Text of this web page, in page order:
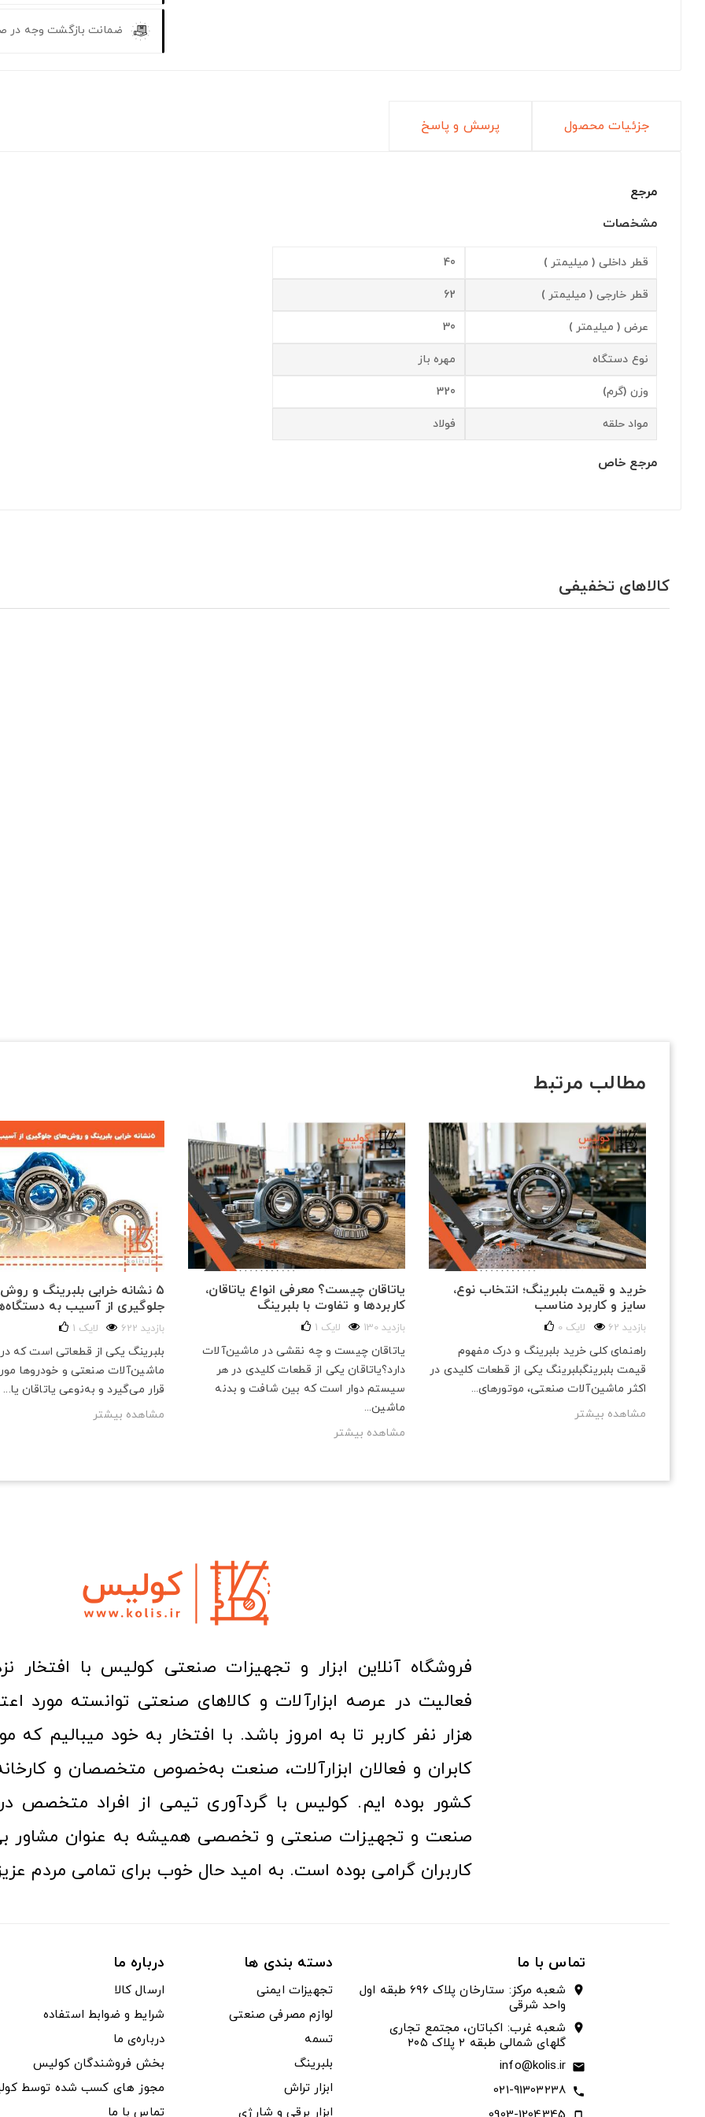
ضمانت بازگشت وجه در
جزئیات محصول پرسش و پاسخ
مرجع
مشخصات
قطر داخلی ( میلیمتر ) 40
قطر خارجی ( میلیمتر ) 62
عرض ( میلیمتر ) 30
نوع دستگاه مهره باز
وزن (گرم) 320
مواد حلقه فولاد
مرجع خاص
کالاهای تخفیفی
مطالب مرتبط
۵ نشانه خرابی بلبرینگ و
جلوگیری از آسیب به
622 بازدید 1 لایک
بلبرینگ یکی از قطعاتی است که
ماشین‌آلات صنعتی و خودروها
قرار می‌گیرد و به‌نوعی یاتاقان یا...
مشاهده بیشتر
یاتاقان چیست؟ معرفی انواع یاتاقان،
کاربردها و تفاوت با بلبرینگ
130 بازدید 1 لایک
یاتاقان چیست و چه نقشی در ماشین‌آلات
دارد؟یاتاقان یکی از قطعات کلیدی در هر
سیستم دوار است که بین شافت و بدنه
ماشین...
مشاهده بیشتر
خرید و قیمت بلبرینگ؛ انتخاب نوع،
سایز و کاربرد مناسب
62 بازدید 0 لایک
راهنمای کلی خرید بلبرینگ و درک مفهوم
قیمت بلبرینگبلبرینگ یکی از قطعات کلیدی در
اکثر ماشین‌آلات صنعتی، موتورهای...
مشاهده بیشتر
هزار نفر کاربر تا به امروز باشد. با افتخار به خود میبالیم که
کابران و فعالان ابزارآلات، صنعت به‌خصوص متخصصان و
کشور بوده ایم. کولیس با گردآوری تیمی از افراد متخصص در
صنعت و تجهیزات صنعتی و تخصصی همیشه به عنوان مشاور
کاربران گرامی بوده است. به امید حال خوب برای تمامی مردم
تماس با ما
location_on
شعبه مرکز: ستارخان پلاک ۶۹۶ طبقه اول
واحد شرقی
location_on
شعبه غرب: اکباتان، مجتمع تجاری
گلهای شمالی طبقه ۲ پلاک ۲۰۵
email
info@kolis.ir
call
021-91303238
دسته بندی ها
تجهیزات ایمنی
لوازم مصرفی صنعتی
تسمه
بلبرینگ
ابزار تراش
ابزار برقی و شارژی
درباره ما
ارسال کالا
شرایط و ضوابط استفاده
درباره‌ی ما
بخش فروشندگان کولیس
مجوز های کسب شده توسط
تماس با ما